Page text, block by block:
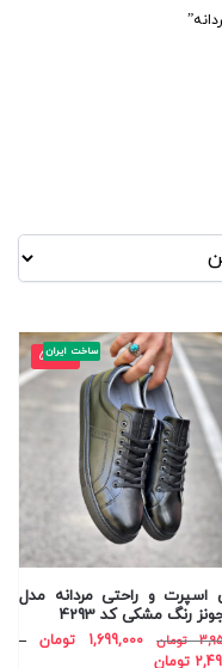
-57%
و راحتی مردانه مدل
رنگ مشکی کد 4293
تومان 1,699,000 تومان –
تومان
ساخت ایران